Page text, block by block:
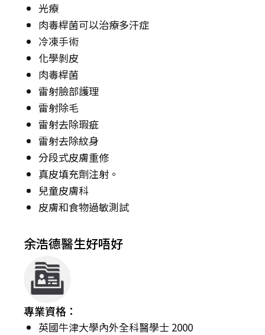
光療
肉毒桿菌可以治療多汗症
冷凍手術
化學剝皮
肉毒桿菌
雷射臉部護理
雷射除毛
雷射去除瑕疵
雷射去除紋身
分段式皮膚重修
真皮填充劑注射。
兒童皮膚科
皮膚和食物過敏測試
余浩德醫生好唔好
專業資格：
英國牛津大學內外全科醫學士 2000